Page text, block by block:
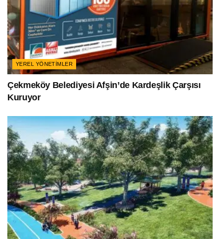
YEREL YÖNETIMLER
Çekmeköy Belediyesi Afşin’de Kardeşlik Çarşısı
Kuruyor